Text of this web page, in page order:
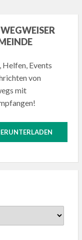
Helfen, Events
von
mit